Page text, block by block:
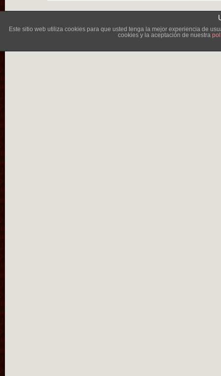
Este sitio web utiliza cookies para que usted tenga la mejor experiencia de
cookies y la aceptación de nuestra